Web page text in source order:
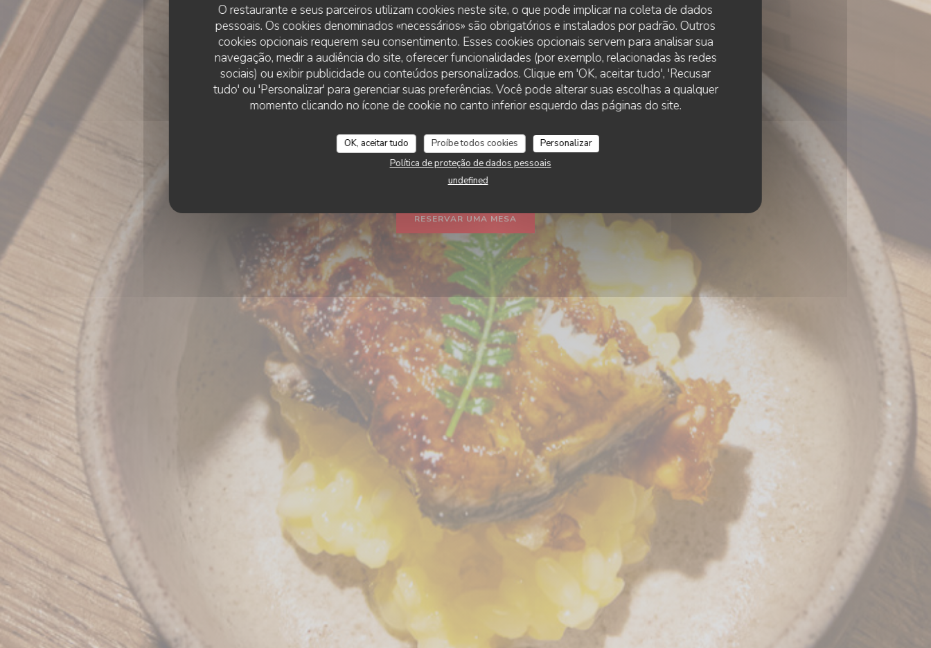
O restaurante e seus parceiros utilizam cookies neste site, o que pode implicar na coleta de dados
pessoais. Os cookies denominados «necessários» são obrigatórios e instalados por padrão. Outros
cookies opcionais requerem seu consentimento. Esses cookies opcionais servem para analisar sua
navegação, medir a audiência do site, oferecer funcionalidades (por exemplo, relacionadas às redes
sociais) ou exibir publicidade ou conteúdos personalizados. Clique em 'OK, aceitar tudo', 'Recusar
tudo' ou 'Personalizar' para gerenciar suas preferências. Você pode alterar suas escolhas a qualquer
momento clicando no ícone de cookie no canto inferior esquerdo das páginas do site.
OK, aceitar tudo Proíbe todos cookies
Personalizar
Política de proteção de dados pessoais
undefined
RESTAURANTE OMAKASE • LISBOA
Omakase Ri
RESERVAR UMA MESA